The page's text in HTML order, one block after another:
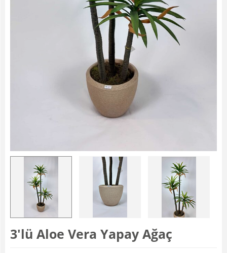
3'lü Aloe Vera Yapay Ağaç